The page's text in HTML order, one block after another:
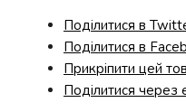
Поділитися в
Поділитися в
Прикріпити цей
Поділитися через